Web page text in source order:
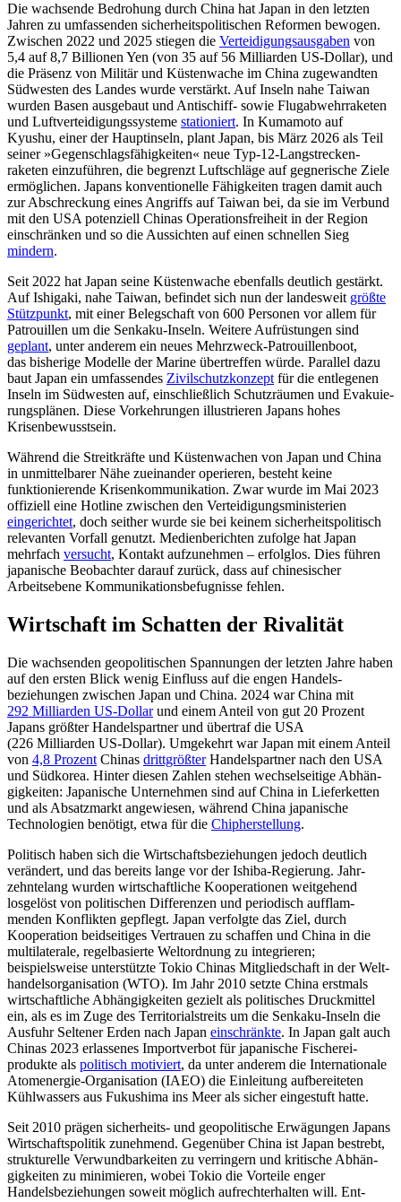
Die wachsende Bedrohung durch China hat Japan in den letzten
Jahren zu umfas­senden sicherheitspolitischen Reformen bewogen.
Zwischen 2022 und 2025 stiegen die Verteidigungsausgaben von
5,4 auf 8,7 Billionen Yen (von 35 auf 56 Milliarden US-Dollar), und
die Präsenz von Militär und Küstenwache im China zuge­wandten
Süd­westen des Landes wurde verstärkt. Auf Inseln nahe Taiwan
wurden Basen aus­gebaut und Antischiff- sowie Flugabwehr­raketen
und Luftverteidigungssysteme stationiert. In Kumamoto auf
Kyushu, einer der Hauptinseln, plant Japan, bis März 2026 als Teil
seiner »Gegenschlags­fähig­keiten« neue Typ‑12-Lang­strecken­
raketen einzufüh­ren, die begrenzt Luftschläge auf geg­ne­rische Ziele
ermöglichen. Japans kon­ventio­nelle Fähigkeiten tragen damit auch
zur Abschre­ckung eines Angriffs auf Tai­wan bei, da sie im Verbund
mit den USA poten­ziell Chinas Operationsfreiheit in der Re­gion
einschränken und so die Aussichten auf einen schnellen Sieg
mindern.
Seit 2022 hat Japan seine Küsten­wache ebenfalls deutlich gestärkt.
Auf Ishigaki, nahe Taiwan, befindet sich nun der landes­weit größte
Stützpunkt, mit einer Belegschaft von 600 Personen vor allem für
Pa­trouillen um die Senkaku-Inseln. Weitere Aufrüstungen sind
geplant, unter anderem ein neues Mehrzweck-Patrouillenboot,
das bisherige Modelle der Marine übertreffen würde. Paral­lel dazu
baut Japan ein um­fassendes Zivilschutzkonzept für die ent­legenen
Inseln im Südwesten auf, einschließlich Schutz­räumen und Evakuie­
rungs­plänen. Diese Vorkeh­rungen illus­trie­ren Japans hohes
Krisenbewusstsein.
Während die Streitkräfte und Küsten­wachen von Japan und China
in unmittelbarer Nähe zueinander operieren, besteht keine
funktionierende Krisenkommuni­kation. Zwar wurde im Mai 2023
offiziell eine Hotline zwischen den Verteidigungsminis­terien
eingerichtet, doch seither wurde sie bei keinem sicherheitspolitisch
relevanten Vorfall genutzt. Medienberichten zufolge hat Japan
mehrfach versucht, Kontakt auf­zunehmen – erfolglos. Dies führen
japa­nische Beobachter darauf zurück, dass auf chine­sischer
Arbeitsebene Kommunikations­befugnisse fehlen.
Wirtschaft im Schatten der Rivalität
Die wachsenden geopolitischen Spannungen der letzten Jahre haben
auf den ersten Blick wenig Einfluss auf die engen Handels­
beziehungen zwischen Japan und China. 2024 war China mit
292 Milliarden US-Dollarund einem Anteil von gut 20 Prozent
Japans größter Handelspartner und übertraf die USA
(226 Milliarden US-Dollar). Umge­kehrt war Japan mit einem Anteil
von 4,8 Prozent Chinas drittgrößterHandelspartner nach den USA
und Südkorea. Hinter diesen Zahlen stehen wechselseitige Abhän­
gig­keiten: Japanische Unternehmen sind auf China in Lieferketten
und als Absatzmarkt angewiesen, während China japanische
Technologien benötigt, etwa für die Chipherstellung.
Politisch haben sich die Wirtschafts­beziehungen jedoch deutlich
verändert, und das bereits lange vor der Ishiba-Regierung. Jahr­
zehnte­lang wurden wirtschaftliche Koope­rationen weitgehend
losgelöst von politi­schen Dif­fe­renzen und periodisch aufflam­
menden Kon­flikten gepflegt. Japan verfolgte das Ziel, durch
Kooperation beid­seitiges Ver­trauen zu schaffen und China in die
multi­laterale, regelbasierte Welt­ordnung zu inte­grieren;
beispielsweise unterstützte Tokio Chinas Mitgliedschaft in der Welt­
handelsorga­ni­sa­tion (WTO). Im Jahr 2010 setzte China erst­mals
wirtschaftliche Ab­hängigkeiten gezielt als politisches Druck­mittel
ein, als es im Zuge des Terri­torial­streits um die Senkaku-Inseln die
Ausfuhr Seltener Erden nach Japan einschränkte. In Japan galt auch
Chinas 2023 erlassenes Im­portverbot für japanische Fischerei­
produkte als politisch motiviert, da unter anderem die Internationale
Atomenergie-Organisation (IAEO) die Einleitung auf­bereiteten
Kühlwassers aus Fukushima ins Meer als sicher eingestuft hatte.
Seit 2010 prägen sicherheits- und geo­politische Erwägungen Japans
Wirtschaftspolitik zunehmend. Gegenüber China ist Japan bestrebt,
strukturelle Verwundbar­keiten zu verringern und kritische Abhän­
gig­keiten zu minimieren, wobei Tokio die Vorteile enger
Handelsbezie­hungen soweit möglich aufrechterhalten will. Ent­